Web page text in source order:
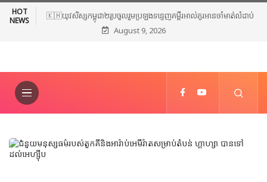
HOT
NEWS
🇰🇭យុវសិស្សកម្ពុជា២រូបចូលរួមប្រឡងទន្ទេញគម្ពីរអាល់គូរអានចាំមាត់លំដាប់
ពិភពលោក លើកទី៤៦ នៅទីក្រុងម៉ាក់កះ ប្រទេសអារ៉ាប៊ីសាអូឌីត
August 9, 2026